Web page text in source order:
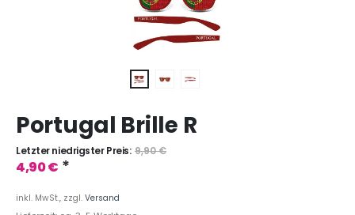
Portugal Brille R
Letzter niedrigster Preis: 9,90€
4,90€ *
inkl. MwSt., zzgl. Versand